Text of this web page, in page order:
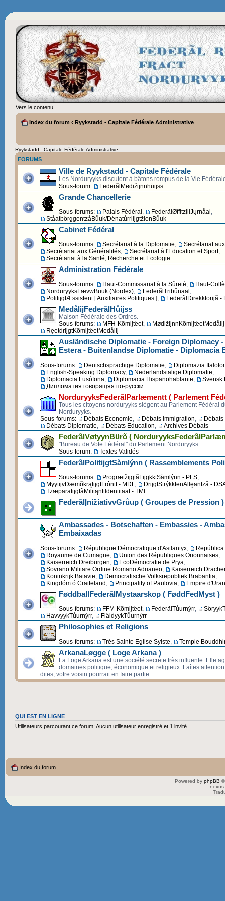
Vers le contenu
Index du forum ‹ Ryykstadd - Capitale Fédérale Administrative
Ryykstadd - Capitale Fédérale Administrative
FORUMS
Ville de Ryykstadd - Capitale Fédérale
Les Norduryyks discutent à bâtons rompus de la Vie
Sous-forum:
FederãlMødižijnnhůijss
Grande Chancellerie
Sous-forums: Palais Fédéral , FederãlØffitzįllJųrnåal ,
StåatbörggentzåBůuk/DënatůrrlijgtžionBůuk
Cabinet Fédéral
Sous-forums: Secrétariat à la Diplomatie,
Secrétariat
Secrétariat aux Généralités, Secrétariat à l'Education et Sport,
Secrétariat à la Santé, Recherche et Ecologie
Administration Fédérale
Sous-forums: Haut-Commissariat à la Sûreté,
Haut-
NorduryyksLævwBůuk (Nordex), FederãlTribůnaal ,
PolitijgtÆssistent [ Auxiliaires Politiques ], FederãlDirēkktorijã -
MedålijFederãlHůijss
Maison Fédérale des Ordres.
Sous-forums:
MFH-Kõmijtëet, MødižijnnKõmijtëetMedålij
RęetdrijgtKõmijtëetMedålij
Ausländische Diplomatie - Foreign Diplomacy
Estera - Buitenlandse Diplomatie - Diplomacia
Sous-forums: Deutschsprachige Diplomatie,
Diplomazia
English-Speaking Diplomacy, Nederlandstalige Diplomatie,
Diplomacia Lusófona, Diplomacia Hispanohablante,
Svensk
Дипломатия говорящяя по-русски
NorduryyksFederãlParlæmentt ( Parlement
Tous les citoyens norduryyks siègent au Parlement Fédéral
Norduryyks.
Sous-forums:
Débats Economie, Débats Immigration,
Débats Diplomatie, Débats Education, Archives Débats
FederãlVøtyynBürõ (
"Bureau de Vote Fédéral" du Parlement Norduryyks.
Sous-forum:
Textes Validés
FederãlPolitijgtSåmlýnn ( Rassemblements
Sous-forums: ProgrætžijgtãLijgkktSåmlýnn - PLS,
MyytijvĐæmõkrątijgtFrôntt - MĐF,
DrijgtStrýkktenAllęantzå -
TzæparatijgtãMilitąnttIdentitäat - TMI
FederãlĮnižiativvGrůup ( Groupes de Pression )
Ambassades - Botschaften - Embassies -
Embaixadas
Sous-forums: République Démocratique d'Astlantyx,
Royaume de Cumagne, Union des Républiques Orionnaises,
Kaiserreich Dreibürgen, EcoDémocratie de Prya,
Sovrano Militare Ordine Romano Adrianeo,
Kaiserreich
Koninkrijk Batavië, Democratische Volksrepubliek Brabantia,
Kingdóm ó Cräiteland , Principality of Paulovia, Empire
FøddballFederãlMystaarskop ( FøddFedMyst )
Sous-forums: FFM-Kõmijtëet, FederãlTůurnýrr,
HavvyykTůurnýrr, FiäldyykTůurnýrr
Philosophies et Religions
Sous-forums: Très Sainte Eglise Syiste, Temple
ArkanaLøgge ( Loge Arkana )
La Loge Arkana est une société secrète très influente. Elle
domaines politique, économique et religieux. Faîtes
dites, votre voisin pourrait en faire partie.
QUI EST EN LIGNE
Utilisateurs parcourant ce forum: Aucun utilisateur enregistré et 1 invité
Index du forum
Powered by phpBB